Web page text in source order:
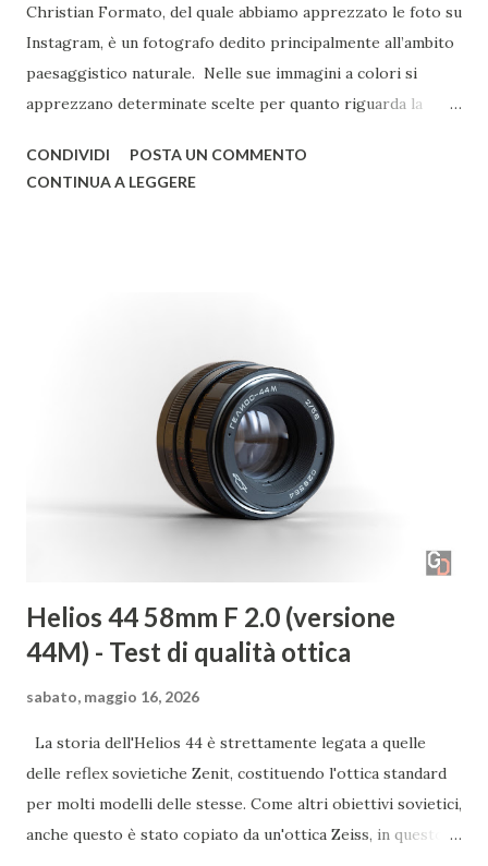
Christian Formato, del quale abbiamo apprezzato le foto su
Instagram, è un fotografo dedito principalmente all’ambito
paesaggistico naturale. Nelle sue immagini a colori si
apprezzano determinate scelte per quanto riguarda la
freddi. Non mancano scatti in cui il paesaggio si combina
foto dedicandomi, soprattutto, alle foto paesaggistiche.
Quali sono i tuoi fotografi di riferimento? Ce ne sono
molti! Per quanto riguarda la fotografia paesaggistica
vorrei citare Art Wolfe, Sebastião Salgado e Ansel Adams. ©
Christian Formato Guardando nella tua galleria ci ha
colpito la preferenza per...
CONDIVIDI
POSTA UN COMMENTO
CONTINUA A LEGGERE
Helios 44 58mm F 2.0 (versione
44M) - Test di qualità ottica
sabato, maggio 16, 2026
La storia dell'Helios 44 è strettamente legata a quelle
delle reflex sovietiche Zenit, costituendo l'ottica standard
per molti modelli delle stesse. Come altri obiettivi sovietici,
anche questo è stato copiato da un'ottica Zeiss, in questo